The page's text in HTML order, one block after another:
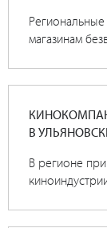
магазинам
В
В регионе